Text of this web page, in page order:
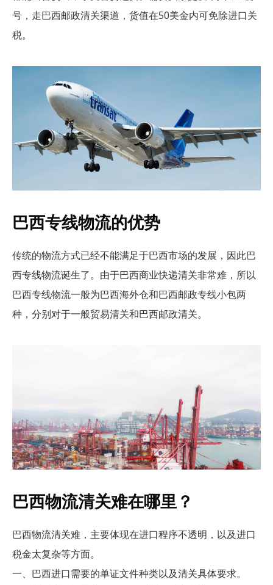
号，走巴西邮政清关渠道，货值在50美金内可免除进口关
税。
巴西专线物流的优势
传统的物流方式已经不能满足于巴西市场的发展，因此巴
西专线物流诞生了。由于巴西商业快递清关非常难，所以
巴西专线物流一般为巴西海外仓和巴西邮政专线小包两
种，分别对于一般贸易清关和巴西邮政清关。
巴西物流清关难在哪里？
巴西物流清关难，主要体现在进口程序不透明，以及进口
税金太复杂等方面。
一、巴西进口需要的单证文件种类以及清关具体要求。